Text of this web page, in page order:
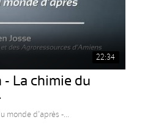
22:34
- La chimie du
monde d’après -...